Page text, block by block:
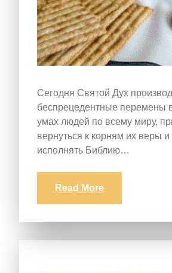
Сегодня Святой Дух
беспрецедентные перемены
умах людей по всему миру,
вернуться к корням их веры и
исполнять Библию…
Read More